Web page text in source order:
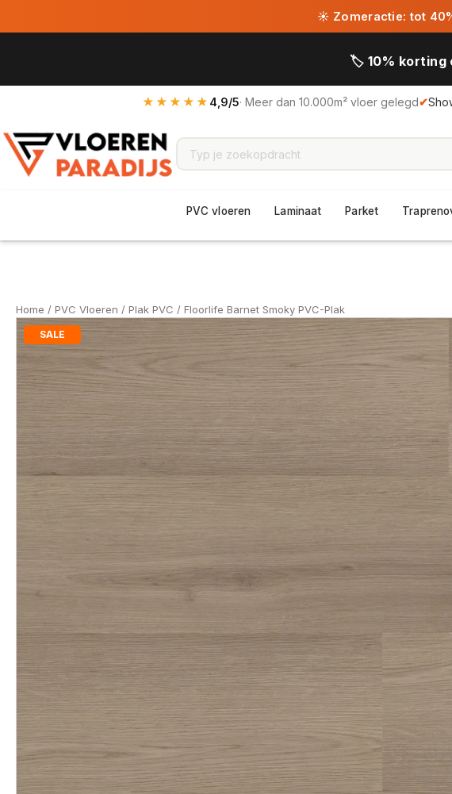
☀ Zomeractie: tot
🏷️ 10% korting
★★★★★ 4,9/5· Meer dan 10.000m² vloer gelegd✔
PVC vloeren Laminaat Parket
Home / PVC Vloeren / Plak PVC / Floorlife Barnet Smoky PVC-Plak
SALE